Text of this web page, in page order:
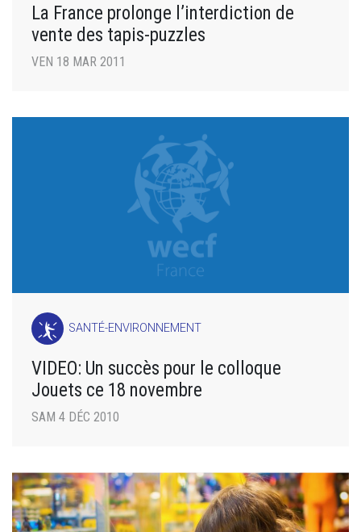
La France prolonge l’interdiction de
vente des tapis-puzzles
VEN 18 MAR 2011
SANTÉ-ENVIRONNEMENT
VIDEO: Un succès pour le colloque
Jouets ce 18 novembre
SAM 4 DÉC 2010